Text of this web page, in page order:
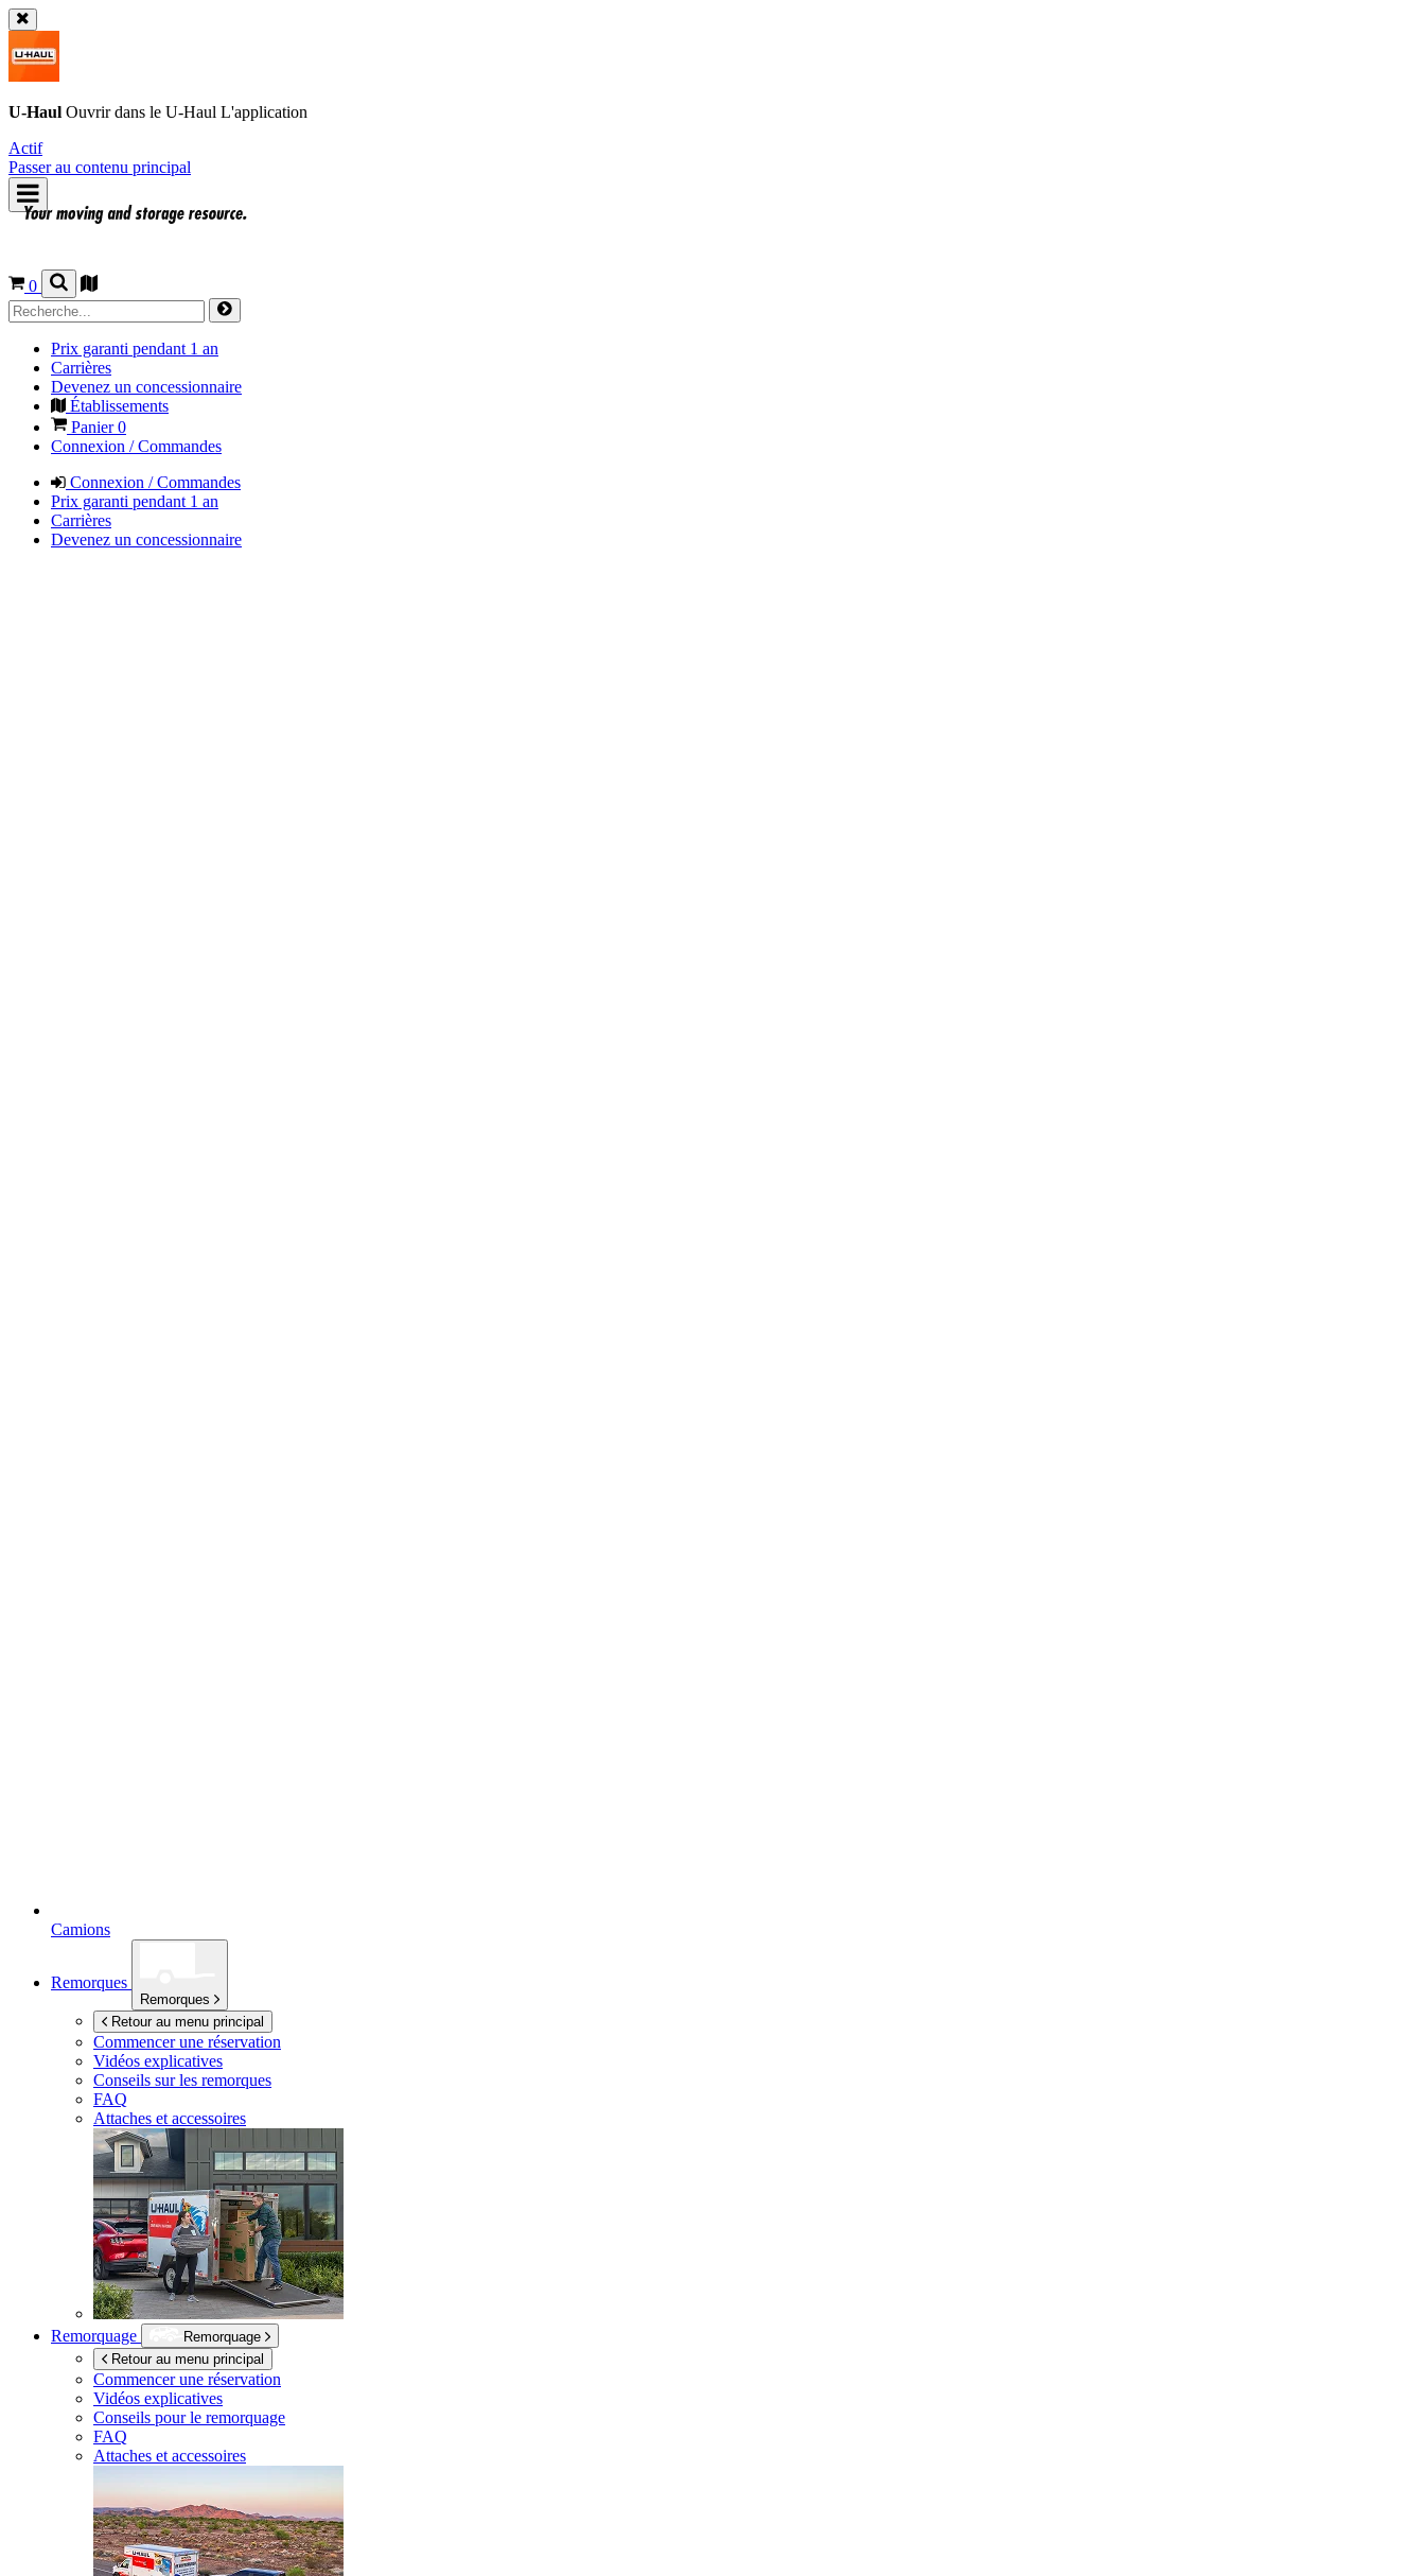
U-Haul Ouvrir dans le U-Haul L'application
Actif
Passer au contenu principal
0
Prix garanti pendant 1 an
Carrières
Devenez un concessionnaire
Établissements
Panier0
Connexion / Commandes
Connexion / Commandes
Prix garanti pendant 1 an
Carrières
Devenez un concessionnaire
Camions
Remorques
Remorques
Retour au menu principal
Commencer une réservation
Vidéos explicatives
Conseils sur les remorques
FAQ
Attaches et accessoires
Remorquage
Remorquage
Retour au menu principal
Commencer une réservation
Vidéos explicatives
Conseils pour le remorquage
FAQ
Attaches et accessoires